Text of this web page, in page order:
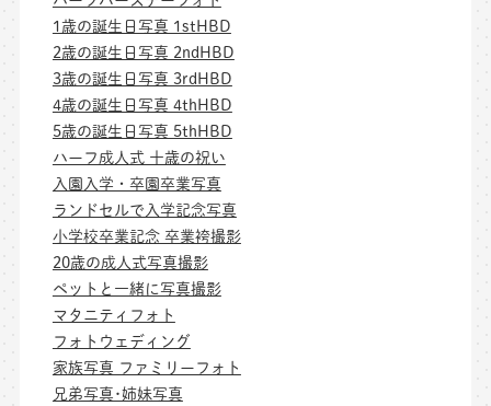
1歳の誕生日写真 1stHBD
2歳の誕生日写真 2ndHBD
3歳の誕生日写真 3rdHBD
4歳の誕生日写真 4thHBD
5歳の誕生日写真 5thHBD
ハーフ成人式 十歳の祝い
入園入学・卒園卒業写真
ランドセルで入学記念写真
小学校卒業記念 卒業袴撮影
20歳の成人式写真撮影
ペットと一緒に写真撮影
マタニティフォト
フォトウェディング
家族写真 ファミリーフォト
兄弟写真･姉妹写真